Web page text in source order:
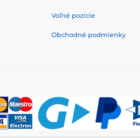
Voľné pozície
Obchodné podmienky